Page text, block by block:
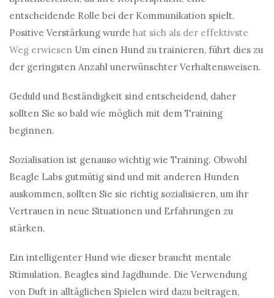
entscheidende Rolle bei der Kommunikation spielt.
Positive Verstärkung wurde hat sich als der effektivste
Weg erwiesen Um einen Hund zu trainieren, führt dies zu
der geringsten Anzahl unerwünschter Verhaltensweisen.
Geduld und Beständigkeit sind entscheidend, daher
sollten Sie so bald wie möglich mit dem Training
beginnen.
Sozialisation ist genauso wichtig wie Training. Obwohl
Beagle Labs gutmütig sind und mit anderen Hunden
auskommen, sollten Sie sie richtig sozialisieren, um ihr
Vertrauen in neue Situationen und Erfahrungen zu
stärken.
Ein intelligenter Hund wie dieser braucht mentale
Stimulation. Beagles sind Jagdhunde. Die Verwendung
von Duft in alltäglichen Spielen wird dazu beitragen,